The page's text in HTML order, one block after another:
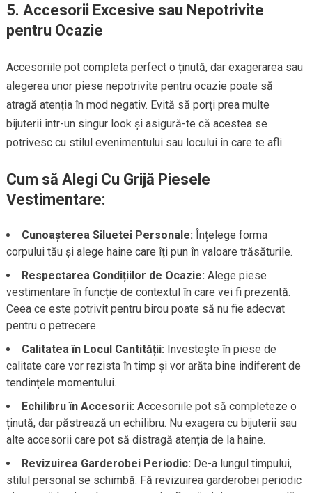
5. Accesorii Excesive sau Nepotrivite
pentru Ocazie
Accesoriile pot completa perfect o ținută, dar exagerarea sau
alegerea unor piese nepotrivite pentru ocazie poate să
atragă atenția în mod negativ. Evită să porți prea multe
bijuterii într-un singur look și asigură-te că acestea se
potrivesc cu stilul evenimentului sau locului în care te afli.
Cum să Alegi Cu Grijă Piesele
Vestimentare:
Cunoașterea Siluetei Personale: Înțelege forma
corpului tău și alege haine care îți pun în valoare trăsăturile.
Respectarea Condițiilor de Ocazie: Alege piese
vestimentare în funcție de contextul în care vei fi prezentă.
Ceea ce este potrivit pentru birou poate să nu fie adecvat
pentru o petrecere.
Calitatea în Locul Cantității: Investește în piese de
calitate care vor rezista în timp și vor arăta bine indiferent de
tendințele momentului.
Echilibru în Accesorii: Accesoriile pot să completeze o
ținută, dar păstrează un echilibru. Nu exagera cu bijuterii sau
alte accesorii care pot să distragă atenția de la haine.
Revizuirea Garderobei Periodic: De-a lungul timpului,
stilul personal se schimbă. Fă revizuirea garderobei periodic